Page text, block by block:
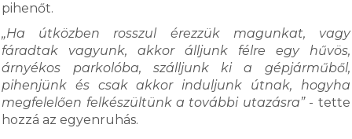
pihenőt.
„Ha útközben rosszul érezzük magunkat, vagy
fáradtak vagyunk, akkor álljunk félre egy hűvös,
árnyékos parkolóba, szálljunk ki a gépjárműből,
pihenjünk és csak akkor induljunk útnak, hogyha
megfelelően felkészültünk a további utazásra”- tette
hozzá az egyenruhás.